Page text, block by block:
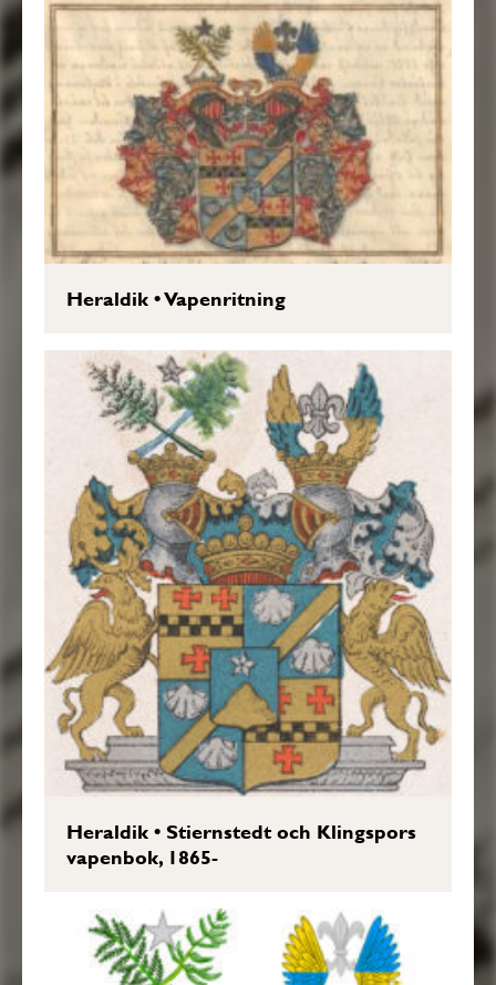
Heraldik•Vapenritning
Heraldik•Stiernstedt och Klingspors
vapenbok, 1865-